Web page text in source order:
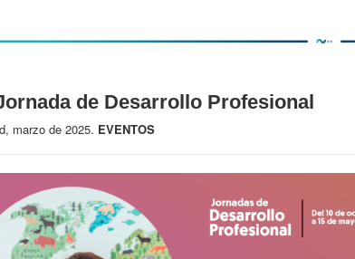
de Desarrollo Profesional
marzo de 2025. EVENTOS